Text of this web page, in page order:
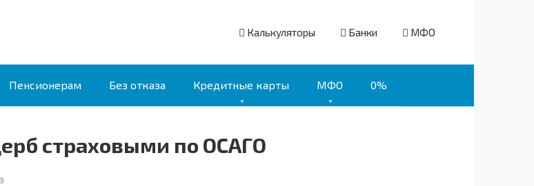
Калькуляторы Банки МФО
Пенсионерам Без отказа Кредитные карты МФО 0%
страховыми по ОСАГО